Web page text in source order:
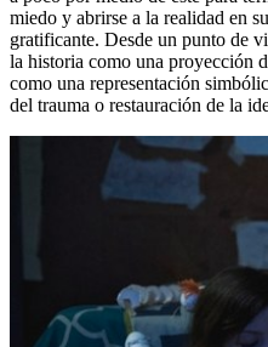
miedo y abrirse a la realidad en
gratificante. Desde un punto de
la historia como una proyección
como una representación
del trauma o restauración de la